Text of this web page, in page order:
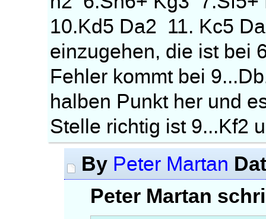
10.Kd5 Da2 11. Kc5
einzugehen, die ist bei
Fehler kommt bei
halben Punkt her und
Stelle richtig ist 9...Kf2
By Peter Martan
Peter Martan